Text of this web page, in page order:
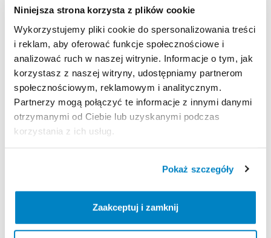
Niniejsza strona korzysta z plików cookie
Wykorzystujemy pliki cookie do spersonalizowania treści
i reklam, aby oferować funkcje społecznościowe i
analizować ruch w naszej witrynie. Informacje o tym, jak
korzystasz z naszej witryny, udostępniamy partnerom
społecznościowym, reklamowym i analitycznym.
Partnerzy mogą połączyć te informacje z innymi danymi
otrzymanymi od Ciebie lub uzyskanymi podczas
korzystania z ich usług.
Pokaż szczegóły
Zaakceptuj i zamknij
Gdańska 112, 62-200 Gniezno, Polska
Decathlon Inowrocław
aleja Niepodległości 35, 88-100 Inowrocław, Polska
Decathlon Jelenia Góra
Aleja Jana Pawła II 17, 58-500 Jelenia Góra, Polska
Decathlon Kalisz
Poznańska 80-86, 62-800 Kalisz, Polska
Decathlon Katowice Trzy Stawy
Alpejska 5, 40-507 Katowice, Polska
Trasa Nikodema i Józefa Renców 30, 40-878 Katowice,
Radomska 24, 25-451 Kielce, Polska
Decathlon Kraków Bronowice